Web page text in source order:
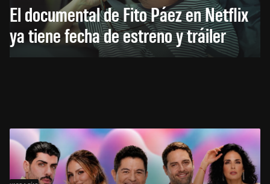
El documental de Fito Páez en Netflix
ya tiene fecha de estreno y tráiler